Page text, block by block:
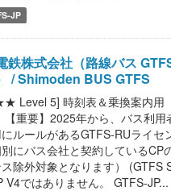
JP
鉄株式会社（路線バス
/ Shimoden BUS GTFS
5] 時刻表＆乗換案内用
【重要】2025年から、バス利用
ルールがあるGTFS-RUライセ
にバス会社と契約しているCP
除外対象となります） (GTFS
V4ではありません。 GTFS-JP...